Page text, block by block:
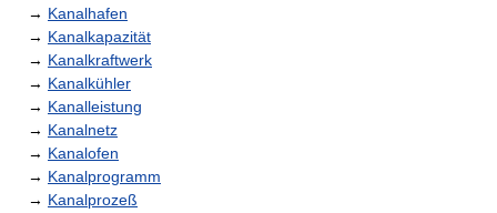
→ Kanalhafen
→ Kanalkapazität
→ Kanalkraftwerk
→ Kanalkühler
→ Kanalleistung
→ Kanalnetz
→ Kanalofen
→ Kanalprogramm
→ Kanalprozeß